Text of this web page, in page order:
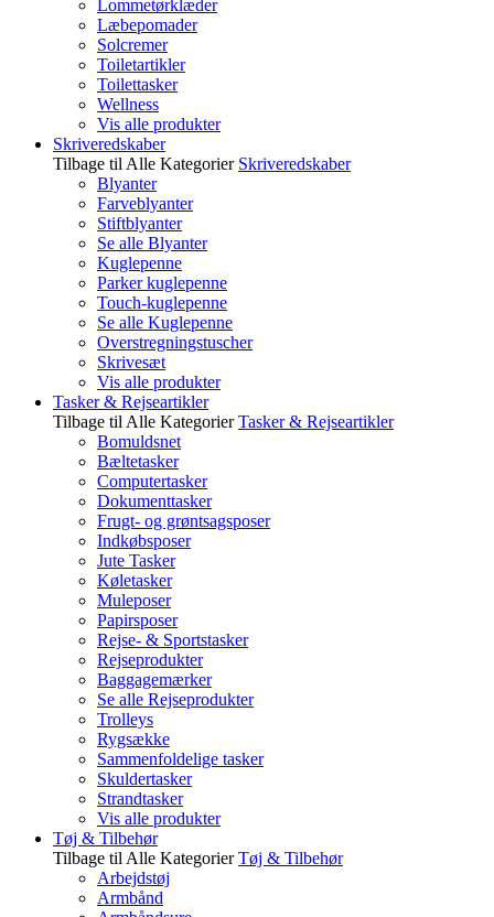
Lommetørklæder
Læbepomader
Solcremer
Toiletartikler
Toilettasker
Wellness
Vis alle produkter
Skriveredskaber
Tilbage til Alle Kategorier Skriveredskaber
Blyanter
Farveblyanter
Stiftblyanter
Se alle Blyanter
Kuglepenne
Parker kuglepenne
Touch-kuglepenne
Se alle Kuglepenne
Overstregningstuscher
Skrivesæt
Vis alle produkter
Tasker & Rejseartikler
Tilbage til Alle Kategorier Tasker & Rejseartikler
Bomuldsnet
Bæltetasker
Computertasker
Dokumenttasker
Frugt- og grøntsagsposer
Indkøbsposer
Jute Tasker
Køletasker
Muleposer
Papirsposer
Rejse- & Sportstasker
Rejseprodukter
Baggagemærker
Se alle Rejseprodukter
Trolleys
Rygsække
Sammenfoldelige tasker
Skuldertasker
Strandtasker
Vis alle produkter
Tøj & Tilbehør
Tilbage til Alle Kategorier Tøj & Tilbehør
Arbejdstøj
Armbånd